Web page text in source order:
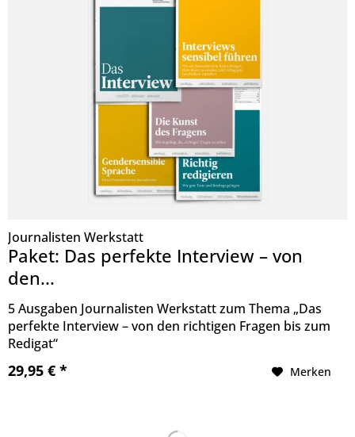
Journalisten Werkstatt
Paket: Das perfekte Interview – von
den...
5 Ausgaben Journalisten Werkstatt zum Thema „Das
perfekte Interview – von den richtigen Fragen bis zum
Redigat“
29,95 € * Merken